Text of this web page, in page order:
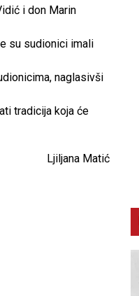
i don Marin
su sudionici imali
naglasivši
tradicija koja će
Ljiljana Matić